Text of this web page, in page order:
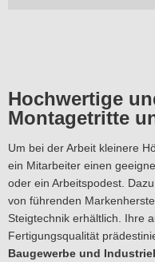
Hochwertige
Montagetritte
Um bei der Arbeit kleinere
ein Mitarbeiter einen
oder ein Arbeitspodest.
von führenden
Steigtechnik erhältlich. Ihre
Fertigungsqualität
Baugewerbe und